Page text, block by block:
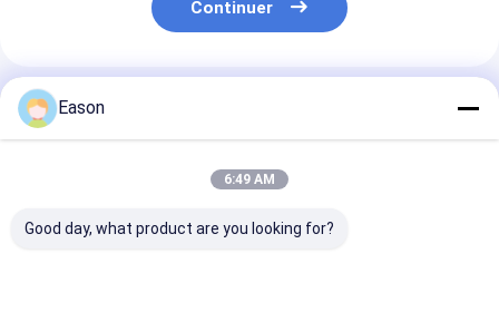
Continuer
Produits Recommandés
Eason
6:49 AM
Good day, what product are you looking for?